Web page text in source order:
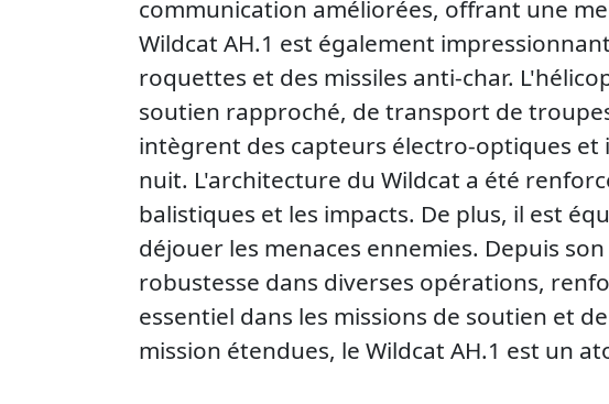
communication améliorées, offrant une
Wildcat AH.1 est également
roquettes et des missiles anti-char.
soutien rapproché, de transport de
intègrent des capteurs électro-optiques
nuit. L'architecture du Wildcat a été
balistiques et les impacts. De plus, il est
déjouer les menaces ennemies. Depuis
robustesse dans diverses opérations,
essentiel dans les missions de soutien et
mission étendues, le Wildcat AH.1 est un